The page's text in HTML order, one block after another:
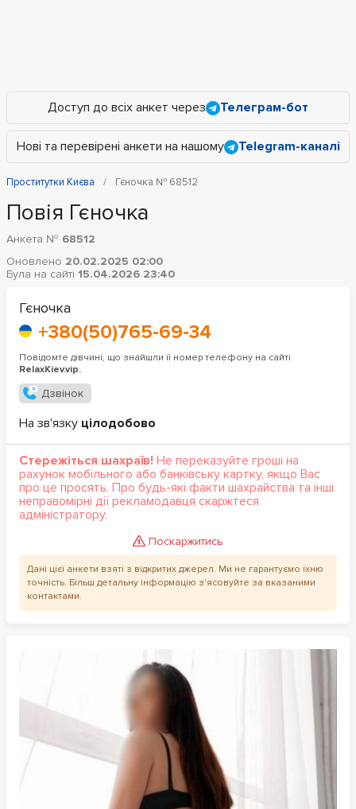
Доступ до всіх анкет через Телеграм-бот
Нові та перевірені анкети на нашому Telegram-каналі
Проститутки Києва Гєночка № 68512
Повія Гєночка
Анкета № 68512
Оновлено 20.02.2025 02:00
Була на сайті 15.04.2026 23:40
Гєночка
+380(50)765-69-34
Повідомте дівчині, що знайшли її номер телефону на сайті
RelaxKiev.vip.
Дзвінок
На зв'язку цілодобово
Стережіться шахраїв! Не переказуйте гроші на
рахунок мобільного або банківську картку, якщо Вас
про це просять. Про будь-які факти шахрайства та інші
неправомірні дії рекламодавця скаржтеся
адміністратору.
Поскаржитись
Дані цієї анкети взяті з відкритих джерел. Ми не гарантуємо їхню
точність. Більш детальну інформацію з'ясовуйте за вказаними
контактами.